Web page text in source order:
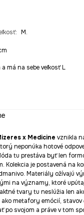
: M.
má na sebe veľkosť L
x Medicine vznikla
neponúka hotové
tu prestáva byť len
Kolekcia je postavená na
Materiály ožívajú
na významy, ktoré
tvary tu neslúžia len
metafory emócií, stavov
po svojom a práve v tom